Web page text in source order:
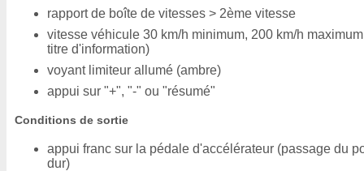
rapport de boîte de vitesses > 2ème vitesse
vitesse véhicule 30 km/h minimum, 200 km/h
titre d'information)
voyant limiteur allumé (ambre)
appui sur "+", "-" ou "résumé"
Conditions de sortie
appui franc sur la pédale d'accélérateur (passage du
dur)